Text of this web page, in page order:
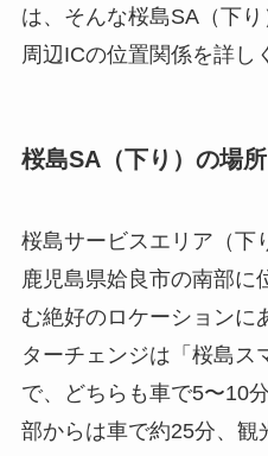
は、そんな桜島SA（下
周辺ICの位置関係を詳し
桜島SA（下り）の場
桜島サービスエリア（下
鹿児島県姶良市の南部に
む絶好のロケーションに
ターチェンジは「桜島ス
で、どちらも車で5〜10
部からは車で約25分、観